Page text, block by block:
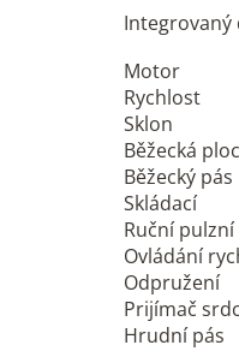
Integrovaný
Motor
Rychlost
Sklon
Běžecká
Běžecký pás
Skládací
Ruční
Ovládání
Odpružení
Prijímač
Hrudní pás